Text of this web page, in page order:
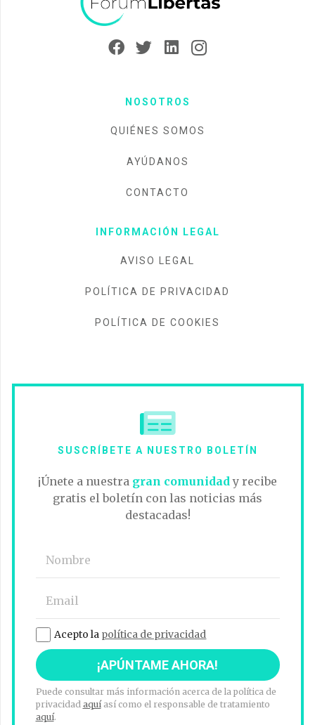
NOSOTROS
QUIÉNES SOMOS
AYÚDANOS
CONTACTO
INFORMACIÓN LEGAL
AVISO LEGAL
POLÍTICA DE PRIVACIDAD
POLÍTICA DE COOKIES
SUSCRÍBETE A NUESTRO BOLETÍN
¡Únete a nuestra gran comunidad y recibe
gratis el boletín con las noticias más
destacadas!
Acepto la política de privacidad
Puede consultar más información acerca de la política de
privacidad aquíasí como el responsable de tratamiento
aquí.